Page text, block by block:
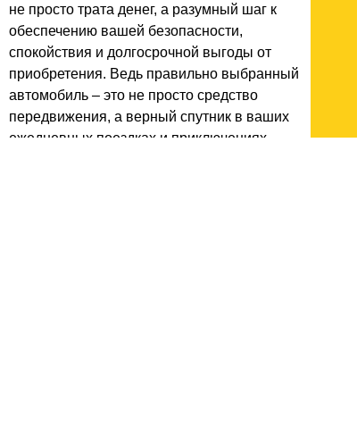
не просто трата денег, а разумный шаг к
обеспечению вашей безопасности,
спокойствия и долгосрочной выгоды от
приобретения. Ведь правильно выбранный
автомобиль – это не просто средство
передвижения, а верный спутник в ваших
ежедневных поездках и приключениях.